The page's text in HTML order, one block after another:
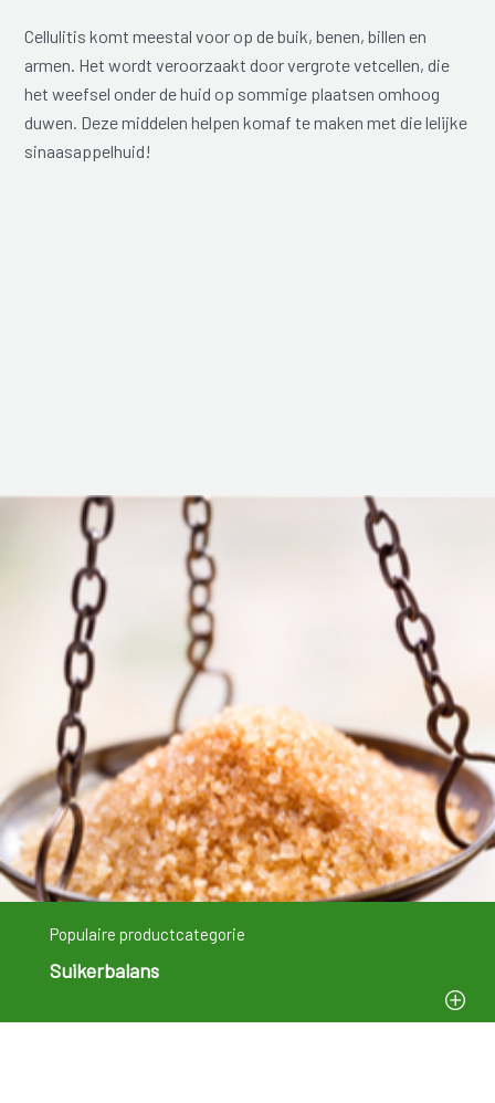
Populaire productcategorie
Suikerbalans
Cellulitis komt meestal voor op de buik, benen, billen en
armen. Het wordt veroorzaakt door vergrote vetcellen, die
het weefsel onder de huid op sommige plaatsen omhoog
duwen. Deze middelen helpen komaf te maken met die lelijke
sinaasappelhuid!